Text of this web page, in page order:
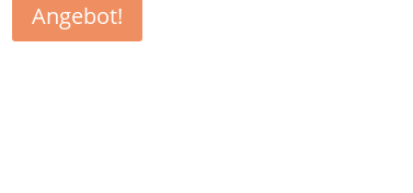
Angebot!